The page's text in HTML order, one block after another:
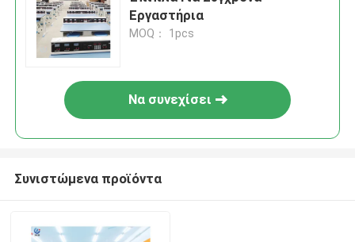
Εργαστήρια
MOQ： 1pcs
Να συνεχίσει
Συνιστώμενα προϊόντα